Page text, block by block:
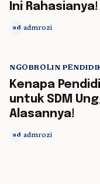
Ini Rahasianya!
ad admrozi
NGOBROLIN
Kenapa
untuk SDM
Alasannya!
ad admrozi